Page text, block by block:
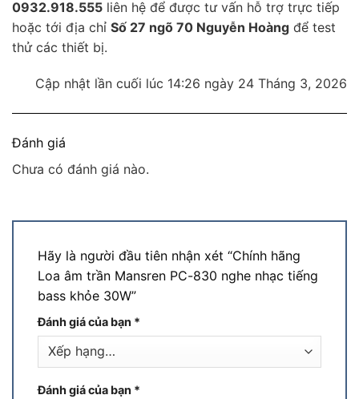
0932.918.555 liên hệ để được tư vấn hỗ trợ trực tiếp
hoặc tới địa chỉ Số 27 ngõ 70 Nguyễn Hoàng để test
thử các thiết bị.
Cập nhật lần cuối lúc 14:26 ngày 24 Tháng 3, 2026
Đánh giá
Chưa có đánh giá nào.
Hãy là người đầu tiên nhận xét “Chính hãng
Loa âm trần Mansren PC-830 nghe nhạc tiếng
bass khỏe 30W”
Đánh giá của bạn *
Đánh giá của bạn *